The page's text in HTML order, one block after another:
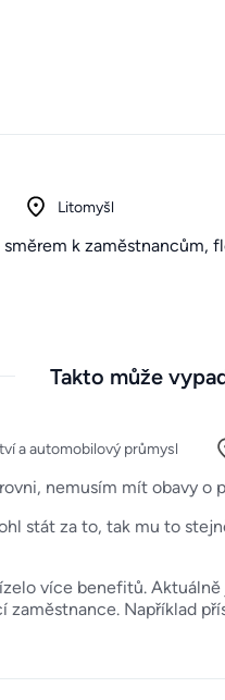
Litomyšl
k
Takto může
a automobilový průmysl
nemusím mít obavy o
stát za to, tak mu to
více benefitů.
Například